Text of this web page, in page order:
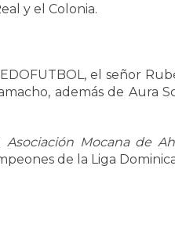
y el Colonia.
el señor
además de Aura
Asociación Mocana de
de la Liga